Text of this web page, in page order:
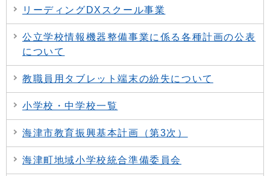
リーディングDXスクール事業
公立学校情報機器整備事業に係る各種計画の公表
について
教職員用タブレット端末の紛失について
小学校・中学校一覧
海津市教育振興基本計画（第3次）
海津町地域小学校統合準備委員会